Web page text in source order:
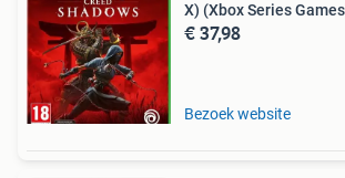
X) (Xbox Series
€ 37,98
Bezoek website